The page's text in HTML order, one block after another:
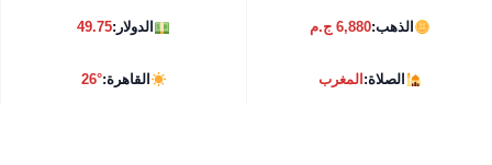
الذهب:6,880 ج.م الدولار:49.75
الصلاة:المغرب القاهرة:26°